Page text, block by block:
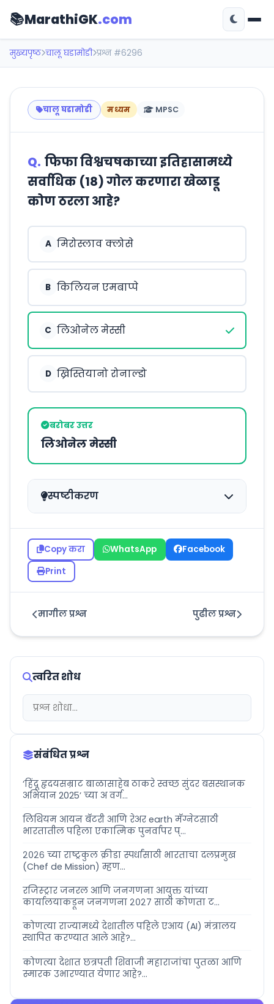
📚MarathiGK.com
मुख्यपृष्ठ चालू घडामोडी प्रश्न #6296
चालू घडामोडी मध्यम MPSC
Q. फिफा विश्वचषकाच्या इतिहासामध्ये
सर्वाधिक (18) गोल करणारा खेळाडू
कोण ठरला आहे?
A मिरोस्लाव क्लोसे
B किलियन एमबाप्पे
C लिओनेल मेस्सी
D ख्रिस्तियानो रोनाल्डो
बरोबर उत्तर
लिओनेल मेस्सी
स्पष्टीकरण
Copy करा WhatsApp
Facebook
Print
मागील प्रश्न पुढील प्रश्न
त्वरित शोध
संबंधित प्रश्न
‘हिंदू हृदयसम्राट बाळासाहेब ठाकरे स्वच्छ सुंदर बसस्थानक
अभियान 2025’ च्या अ वर्ग...
लिथियम आयन बॅटरी आणि रेअर earth मॅग्नेटसाठी
भारतातील पहिला एकात्मिक पुनर्वापर प्...
२०२६ च्या राष्ट्रकुल क्रीडा स्पर्धांसाठी भारताचा दलप्रमुख
(Chef de Mission) म्हण...
रजिस्ट्रार जनरल आणि जनगणना आयुक्त यांच्या
कार्यालयाकडून जनगणना २०२७ साठी कोणता ट...
कोणत्या राज्यामध्ये देशातील पहिले एआय (AI) मंत्रालय
स्थापित करण्यात आले आहे?...
कोणत्या देशात छत्रपती शिवाजी महाराजांचा पुतळा आणि
स्मारक उभारण्यात येणार आहे?...